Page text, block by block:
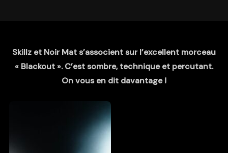
Skillz et Noir Mat s’associent sur l’excellent morceau
« Blackout ». C’est sombre, technique et percutant.
On vous en dit davantage !